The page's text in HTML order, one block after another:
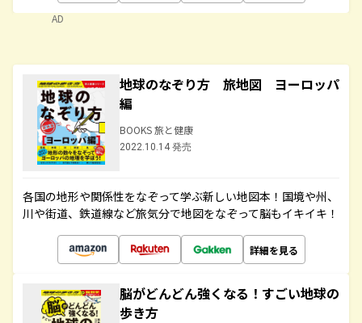
AD
地球のなぞり方 旅地図 ヨーロッパ
編
BOOKS 旅と健康
2022.10.14 発売
各国の地形や関係性をなぞって学ぶ新しい地図本！国境や州、
川や街道、鉄道線など旅気分で地図をなぞって脳もイキイキ！
詳細を見る
脳がどんどん強くなる！すごい地球の
歩き方